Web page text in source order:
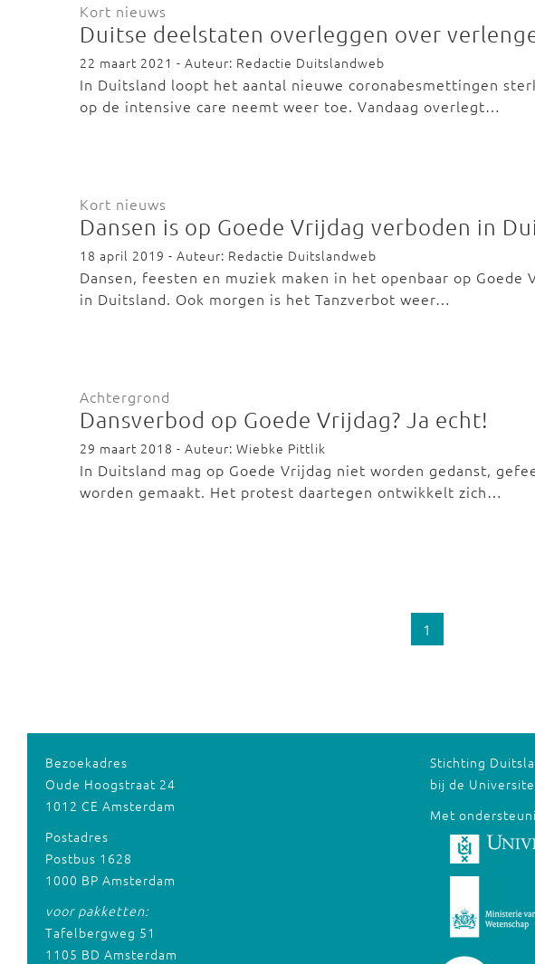
Kort nieuws
Duitse deelstaten overleggen over
22 maart 2021 - Auteur: Redactie Duitslandweb
In Duitsland loopt het aantal nieuwe coronabesmettingen
op de intensive care neemt weer toe. Vandaag overlegt…
Kort nieuws
Dansen is op Goede Vrijdag verboden in
18 april 2019 - Auteur: Redactie Duitslandweb
Dansen, feesten en muziek maken in het openbaar op Goede
in Duitsland. Ook morgen is het Tanzverbot weer…
Achtergrond
Dansverbod op Goede Vrijdag? Ja echt!
29 maart 2018 - Auteur: Wiebke Pittlik
In Duitsland mag op Goede Vrijdag niet worden gedanst,
worden gemaakt. Het protest daartegen ontwikkelt zich…
1
Bezoekadres
Oude Hoogstraat 24
1012 CE Amsterdam
Postadres
Postbus 1628
1000 BP Amsterdam
voor pakketten:
Tafelbergweg 51
1105 BD Amsterdam
Stichting
bij de
Met